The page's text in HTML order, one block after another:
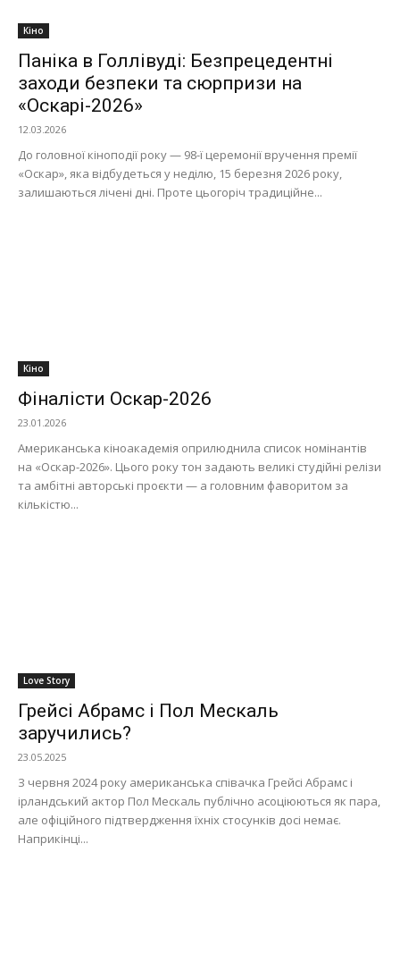
Кіно
Паніка в Голлівуді: Безпрецедентні
заходи безпеки та сюрпризи на
«Оскарі-2026»
12.03.2026
До головної кіноподії року — 98-ї церемонії вручення премії
«Оскар», яка відбудеться у неділю, 15 березня 2026 року,
залишаються лічені дні. Проте цьогоріч традиційне...
Кіно
Фіналісти Оскар-2026
23.01.2026
Американська кіноакадемія оприлюднила список номінантів
на «Оскар-2026». Цього року тон задають великі студійні релізи
та амбітні авторські проєкти — а головним фаворитом за
кількістю...
Love Story
Грейсі Абрамс і Пол Мескаль
заручились?
23.05.2025
З червня 2024 року американська співачка Грейсі Абрамс і
ірландський актор Пол Мескаль публічно асоціюються як пара,
але офіційного підтвердження їхніх стосунків досі немає.
Наприкінці...